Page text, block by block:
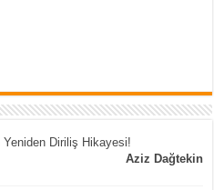
Diriliş Hikayesi!
Aziz Dağtekin